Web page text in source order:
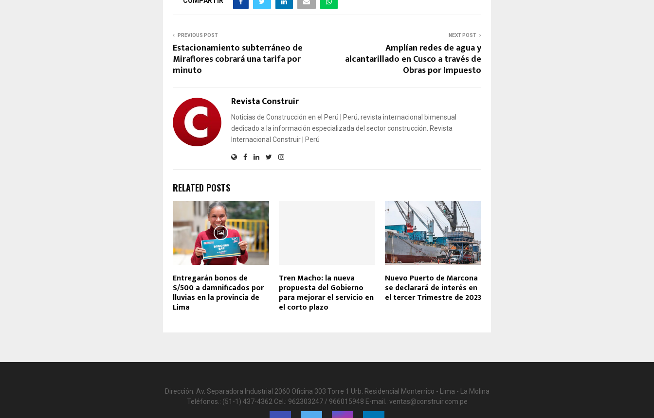
PREVIOUS POST
Estacionamiento subterráneo de
Miraflores cobrará una tarifa por
minuto
NEXT POST
Amplían redes de agua y
alcantarillado en Cusco a través de
Obras por Impuesto
Revista Construir
Noticias de Construcción en el Perú | Perú, revista internacional bimensual
dedicado a la información especializada del sector construcción. Revista
Internacional Construir | Perú
RELATED POSTS
Entregarán bonos de
S/500 a damnificados por
lluvias en la provincia de
Lima
Tren Macho: la nueva
propuesta del Gobierno
para mejorar el servicio en
el corto plazo
Nuevo Puerto de Marcona
se declarará de interés en
el tercer Trimestre de 2023
Dirección: Av. Separadora Industrial 2060 Oficina 303 Torre 1 Urb. Residencial Monterrico - Lima - La Molina
Teléfonos.: (51-1) 437-4362 Cel.: 962303247 / 966015948 E-mail.: ventas@construir.com.pe